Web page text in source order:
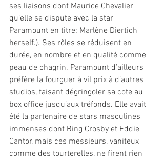
ses liaisons dont Maurice Chevalier
qu’elle se dispute avec la star
Paramount en titre: Marlène Diertich
herself.). Ses rôles se réduisent en
durée, en nombre et en qualité comme
peau de chagrin. Paramount d’ailleurs
préfère la fourguer à vil prix à d’autres
studios, faisant dégringoler sa cote au
box office jusqu’aux tréfonds. Elle avait
été la partenaire de stars masculines
immenses dont Bing Crosby et Eddie
Cantor, mais ces messieurs, vaniteux
comme des tourterelles, ne firent rien